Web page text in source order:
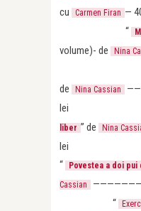
cu
Carmen Firan —
“
volume)- de
Nina
de
Nina Cassian
lei
liber ” de Nina
lei
“
Povestea a doi
Cassian
“